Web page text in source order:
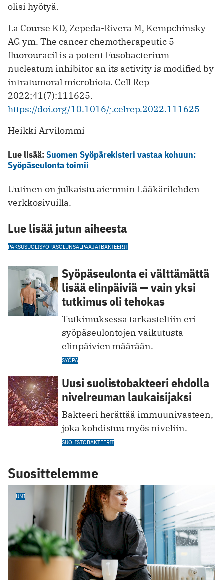
olisi hyötyä.
La Course KD, Zepeda-Rivera M, Kempchinsky
AG ym. The cancer chemotherapeutic 5-
fluorouracil is a potent Fusobacterium
nucleatum inhibitor an its activity is modified by
intratumoral microbiota. Cell Rep
2022;41(7):111625.
https://doi.org/10.1016/j.celrep.2022.111625
Heikki Arvilommi
Lue lisää:Suomen Syöpärekisteri vastaa kohuun:
Syöpäseulonta toimii
Uutinen on julkaistu aiemmin Lääkärilehden
verkkosivuilla.
Lue lisää jutun aiheesta
PAKSUSUOLISYÖPÄSOLUNSALPAAJATBAKTEERIT
Syöpäseulonta ei välttämättä
lisää elinpäiviä — vain yksi
tutkimus oli tehokas
Tutkimuksessa tarkasteltiin eri
syöpäseulontojen vaikutusta
elinpäivien määrään.
SYÖPÄ
Uusi suolistobakteeri ehdolla
nivelreuman laukaisijaksi
Bakteeri herättää immuunivasteen,
joka kohdistuu myös niveliin.
SUOLISTOBAKTEERIT
Suosittelemme
UNI